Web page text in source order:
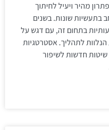
מהיר ויעיל לחיתוך
בתעשיות שונות. בשנים
בתחום זה, עם דגש על
לתהליך. אסטרטגיות
חדשות לשיפור